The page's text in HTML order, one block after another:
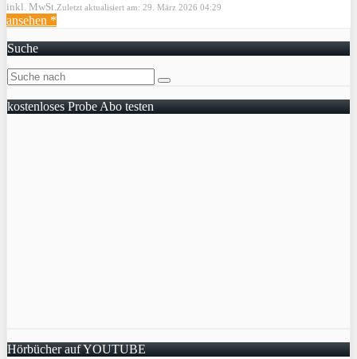
inkl. MwSt. Zuletzt aktualisiert am: 29. März 2026 04:29
ansehen *
Suche
kostenloses Probe Abo testen
Hörbücher auf YOUTUBE